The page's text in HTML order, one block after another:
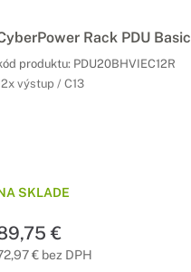
Rack PDU Basic
produktu: PDU20BHVIEC12R
výstup / C13
SKLADE
€
€ bez DPH